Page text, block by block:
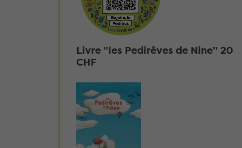
Livre "les Pedirêves de Nine" 20
CHF